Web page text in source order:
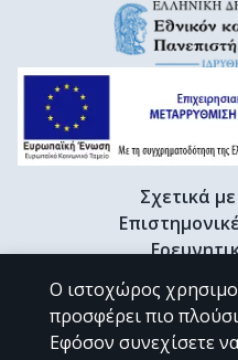
Σχετικά
Διδακτορικές
Ο ιστοχώρος
προσφέρει πιο
Εφόσον συνεχίσετε